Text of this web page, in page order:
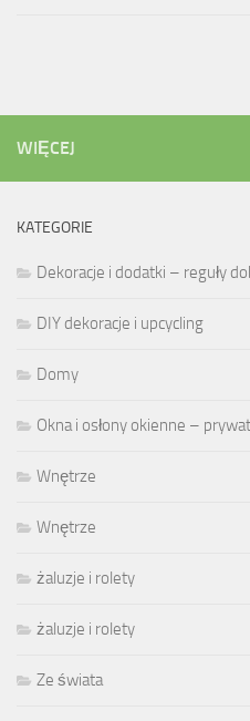
WIĘCEJ
KATEGORIE
Dekoracje i dodatki – reguły
DIY dekoracje i upcycling
Domy
Okna i osłony okienne –
Wnętrze
Wnętrze
żaluzje i rolety
żaluzje i rolety
Ze świata